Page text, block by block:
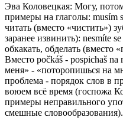
Эва Коловецкая: Могу,
примеры на глаголы: musím
читать (вместо «чистить»)
заранее извинить): nesmíte
обкакать, обделать (вместо
Вместо počkáš - pospichaš
меня» - «поторопишься на
проблема - порядок слов в
воюем всё время (госпожа
примеры неправильного
смешные словообразования).